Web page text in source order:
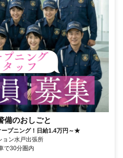
備のおしごと
ープニング！日給1.4万円～★
ョン水戸出張所
で30分圏内